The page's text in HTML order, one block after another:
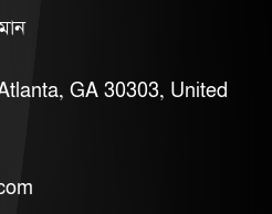
GA 30303, United